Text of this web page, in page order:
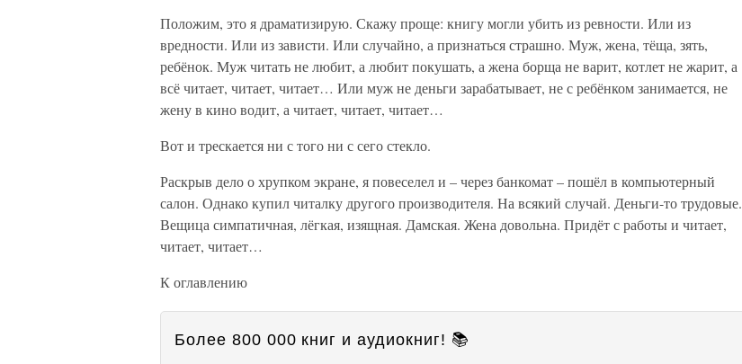
Положим, это я драматизирую. Скажу проще: книгу могли убить из ревности. Или из
вредности. Или из зависти. Или случайно, а признаться страшно. Муж, жена, тёща, зять,
ребёнок. Муж читать не любит, а любит покушать, а жена борща не варит, котлет не жарит, а
всё читает, читает, читает… Или муж не деньги зарабатывает, не с ребёнком занимается, не
жену в кино водит, а читает, читает, читает…
Вот и трескается ни с того ни с сего стекло.
Раскрыв дело о хрупком экране, я повеселел и – через банкомат – пошёл в компьютерный
салон. Однако купил читалку другого производителя. На всякий случай. Деньги-то трудовые.
Вещица симпатичная, лёгкая, изящная. Дамская. Жена довольна. Придёт с работы и читает,
читает, читает…
К оглавлению
Более 800 000 книг и аудиокниг! 📚